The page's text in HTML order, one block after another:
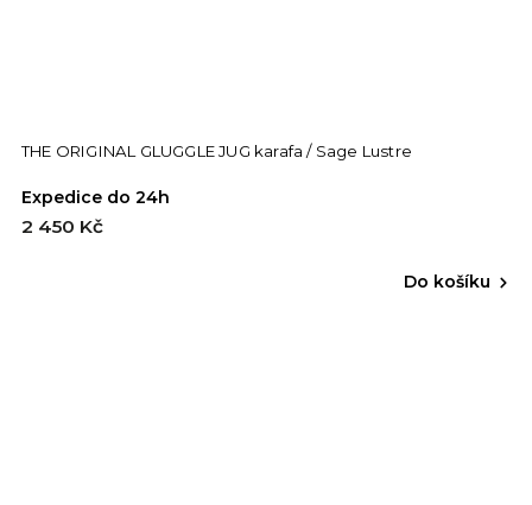
THE ORIGINAL GLUGGLE JUG karafa / Sage Lustre
Expedice do 24h
2 450 Kč
Do košíku